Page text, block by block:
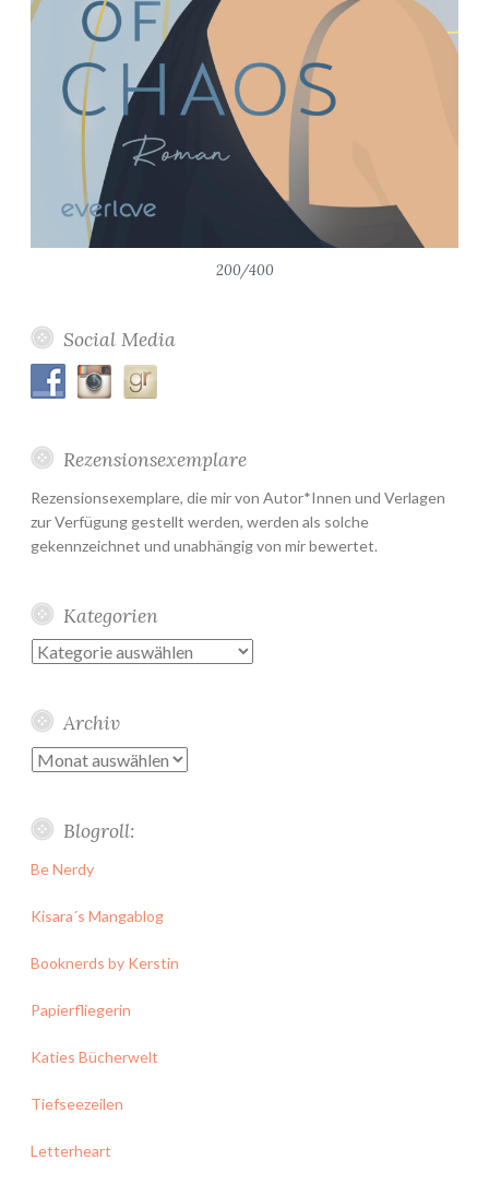
200/400
Social Media
Rezensionsexemplare
Rezensionsexemplare, die mir von Autor*Innen und Verlagen
zur Verfügung gestellt werden, werden als solche
gekennzeichnet und unabhängig von mir bewertet.
Kategorien
Kategorien
Archiv
Archiv
Blogroll:
Be Nerdy
Kisara´s Mangablog
Booknerds by Kerstin
Papierfliegerin
Katies Bücherwelt
Tiefseezeilen
Letterheart